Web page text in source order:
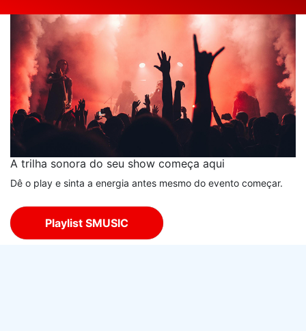
A trilha sonora do seu show começa aqui
Dê o play e sinta a energia antes mesmo do evento começar.
Playlist SMUSIC